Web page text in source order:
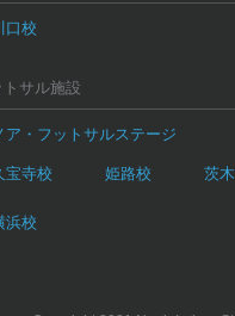
口校
トサル施設
ア・フットサルステージ
宝寺校 姫路校 茨
浜校